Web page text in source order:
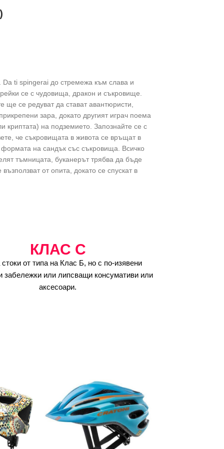
Da ti spingerai до стремежа към слава и
се с чудовища, дракон и съкровище.
ще се редуват да стават авантюристи,
зара, докато другият играч поема
криптата) на подземието. Запознайте се с
че съкровищата в живота се връщат в
формата на сандък със съкровища. Всичко
тъмницата, буканерът трябва да бъде
от опита, докато се спускат в
КЛАС C
стоки от типа на Клас Б, но с по-изявени
забележки или липсващи консумативи или
аксесоари.